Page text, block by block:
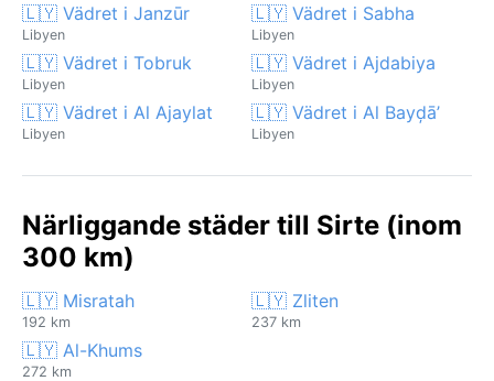
🇱🇾 Vädret i Janzūr
Libyen
🇱🇾 Vädret i Sabha
Libyen
🇱🇾 Vädret i Tobruk
Libyen
🇱🇾 Vädret i Ajdabiya
Libyen
🇱🇾 Vädret i Al Ajaylat
Libyen
🇱🇾 Vädret i Al Bayḑā’
Libyen
Närliggande städer till Sirte (inom
300 km)
🇱🇾 Misratah
192 km
🇱🇾 Zliten
237 km
🇱🇾 Al-Khums
272 km